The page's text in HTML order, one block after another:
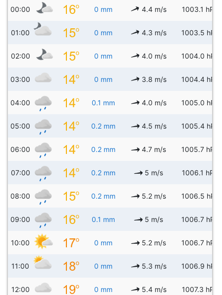
00:00 0 mm 4.4 m/s 1003.1 hPa
01:00 0 mm 4.3 m/s 1003.5 hPa
02:00 0 mm 4.0 m/s 1004.0 hPa
03:00 0 mm 3.8 m/s 1004.4 hPa
04:00 0.1 mm 4.0 m/s 1005.0 hPa
05:00 0.2 mm 4.5 m/s 1005.4 hPa
06:00 0.2 mm 4.7 m/s 1005.7 hPa
07:00 0.2 mm 5 m/s 1006.1 hPa
08:00 0.2 mm 5.2 m/s 1006.5 hPa
09:00 0.1 mm 5 m/s 1006.7 hPa
10:00 0 mm 5.2 m/s 1006.7 hPa
11:00 0 mm 5.3 m/s 1006.9 hPa
12:00 0 mm 5.4 m/s 1007.3 hPa